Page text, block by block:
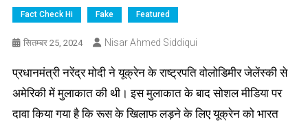
Fact Check Hi Fake Featured
सितम्बर 25, 2024 Nisar Ahmed Siddiqui
प्रधानमंत्री नरेंद्र मोदी ने यूक्रेन के राष्ट्रपति वोलोडिमीर जेलेंस्की से
अमेरिकी में मुलाकात की थी। इस मुलाकात के बाद सोशल मीडिया पर
दावा किया गया है कि रूस के खिलाफ लड़ने के लिए यूक्रेन को भारत